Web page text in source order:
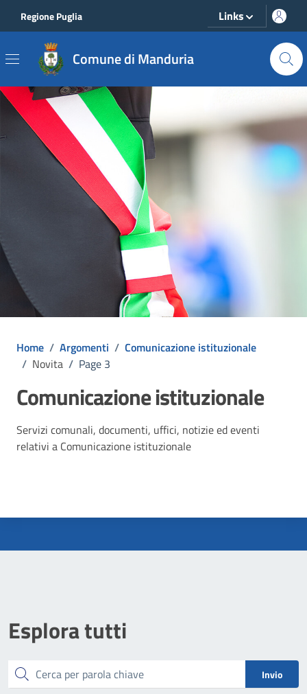
Regione Puglia Links
Comune di Manduria
Home / Argomenti / Comunicazione istituzionale
/ Novita / Page 3
Comunicazione istituzionale
Dettagli dell'argomento
Servizi comunali, documenti, uffici, notizie ed eventi
relativi a Comunicazione istituzionale
Esplora tutti
Cerca Invio